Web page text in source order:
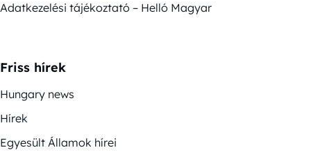
Adatkezelési tájékoztató – Helló Magyar
Friss hírek
Hungary news
Hírek
Egyesült Államok hírei